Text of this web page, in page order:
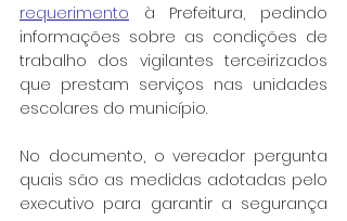
requerimento à Prefeitura, pedindo
informações sobre as condições de
trabalho dos vigilantes terceirizados
que prestam serviços nas unidades
escolares do município.
No documento, o vereador pergunta
quais são as medidas adotadas pelo
executivo para garantir a segurança